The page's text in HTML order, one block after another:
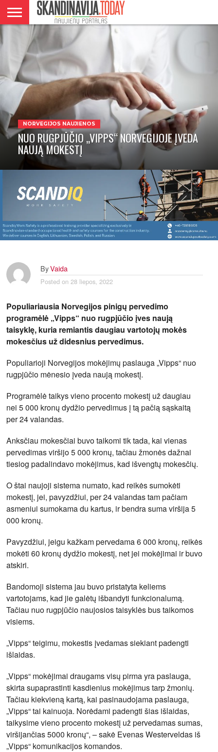
DANIJA
NORVEGIJA
ŠVEDIJA
LIETUVA
VERSLAS
NORVEGIJOS NAUJIENOS
NUO RUGPJŪČIO „VIPPS“ NORVEGIJOJE ĮVEDA
NAUJĄ MOKESTĮ
ByVaida
Posted on 28 liepos, 2022
Populiariausia Norvegijos pinigų pervedimo
programėlė „Vipps“ nuo rugpjūčio įves naują
taisyklę, kuria remiantis daugiau vartotojų mokės
mokesčius už didesnius pervedimus.
Populiarioji Norvegijos mokėjimų paslauga „Vipps“ nuo
rugpjūčio mėnesio įveda naują mokestį.
Programėlė taikys vieno procento mokestį už daugiau
nei 5 000 kronų dydžio pervedimus į tą pačią sąskaitą
per 24 valandas.
Anksčiau mokesčiai buvo taikomi tik tada, kai vienas
pervedimas viršijo 5 000 kronų, tačiau žmonės dažnai
tiesiog padalindavo mokėjimus, kad išvengtų mokesčių.
O štai naujoji sistema numato, kad reikės sumokėti
mokestį, jei, pavyzdžiui, per 24 valandas tam pačiam
asmeniui sumokama du kartus, ir bendra suma viršija 5
000 kronų.
Pavyzdžiui, jeigu kažkam pervedama 6 000 kronų, reikės
mokėti 60 kronų dydžio mokestį, net jei mokėjimai ir buvo
atskiri.
Bandomoji sistema jau buvo pristatyta keliems
vartotojams, kad jie galėtų išbandyti funkcionalumą.
Tačiau nuo rugpjūčio naujosios taisyklės bus taikomos
visiems.
„Vipps“ teigimu, mokestis įvedamas siekiant padengti
išlaidas.
„Vipps“ mokėjimai draugams visų pirma yra paslauga,
skirta supaprastinti kasdienius mokėjimus tarp žmonių.
Tačiau kiekvieną kartą, kai pasinaudojama paslauga,
„Vipps“ tai kainuoja. Norėdami padengti šias išlaidas,
taikysime vieno procento mokestį už pervedamas sumas,
viršijančias 5000 kronų“, – sakė Evenas Westerveldas iš
„Vipps“ komunikacijos komandos.